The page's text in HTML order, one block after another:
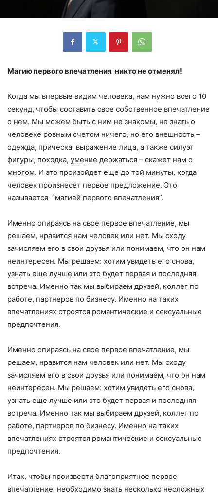
Магию первого впечатления никто не отменял!
Когда мы впервые видим человека, нам нужно всего 10
секунд, чтобы составить свое собственное впечатление
о нем. Мы можем быть с ним не знакомы, не знать о
человеке ровным счетом ничего, но его внешность –
одежда, прическа, выражение лица, а также силуэт
фигуры, походка, умение держаться – скажет нам о
многом. И это произойдет еще до той минуты, когда
человек произнесет первое предложение. Это
называется “магией первого впечатления”.
Именно опираясь на свое первое впечатление, мы
решаем, нравится нам человек или нет. Мы сходу
зачисляем его в свои друзья или понимаем, что он нам
неинтересен. Мы решаем: хотим увидеть его снова,
узнать еще лучше или это будет первая и последняя
встреча. Именно так мы выбираем друзей, коллег по
работе, партнеров по бизнесу. Именно на таких
впечатлениях строятся романтические и сексуальные
предпочтения.
Именно опираясь на свое первое впечатление, мы
решаем, нравится нам человек или нет. Мы сходу
зачисляем его в свои друзья или понимаем, что он нам
неинтересен. Мы решаем: хотим увидеть его снова,
узнать еще лучше или это будет первая и последняя
встреча. Именно так мы выбираем друзей, коллег по
работе, партнеров по бизнесу. Именно на таких
впечатлениях строятся романтические и сексуальные
предпочтения.
Итак, чтобы произвести благоприятное первое
впечатление, необходимо знать несколько несложных